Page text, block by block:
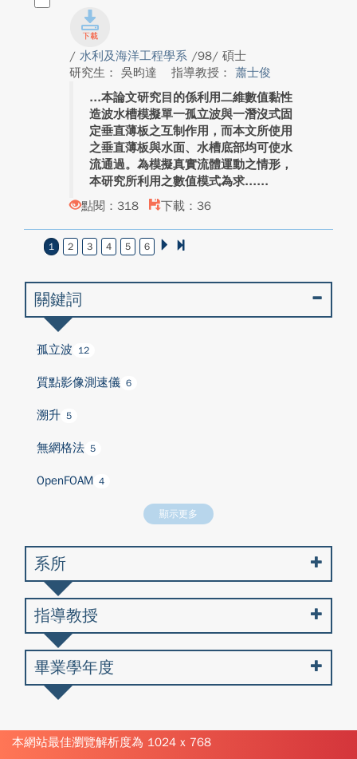
/ 水利及海洋工程學系 /98/ 碩士
研究生： 吳昀達
指導教授： 蕭士俊
本論文研究目的係利用二維數值黏性
造波水槽模擬單一孤立波與一潛沒式固
定垂直薄板之互制作用，而本文所使用
之垂直薄板與水面、水槽底部均可使水
流通過。為模擬真實流體運動之情形，
本研究所利用之數值模式為求...
點閱：318
下載：36
1 2 3 4 5 6
關鍵詞
孤立波 12
質點影像測速儀 6
溯升 5
無網格法 5
OpenFOAM 4
顯示更多
系所
指導教授
畢業學年度
本網站最佳瀏覽解析度為 1024 x 768